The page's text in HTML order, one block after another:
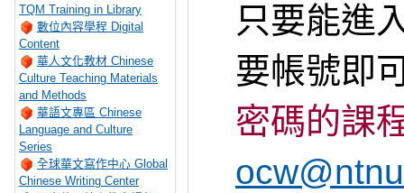
TQM Training in Library
數位內容學程 Digital
Content
華人文化教材 Chinese
Culture Teaching Materials
and Methods
華語文專區 Chinese
Language and Culture
Series
全球華文寫作中心 Global
Chinese Writing Center
只要能進
要帳號即
密碼的課